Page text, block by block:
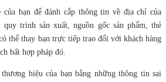
của bạn để đánh cắp thông tin về địa chỉ của
trình sản xuất, nguồn gốc sản phẩm, thẻ
thể thay bạn trực tiếp trao đổi với khách hàng
bất hợp pháp đó.
hiệu của bạn bằng những thông tin sai